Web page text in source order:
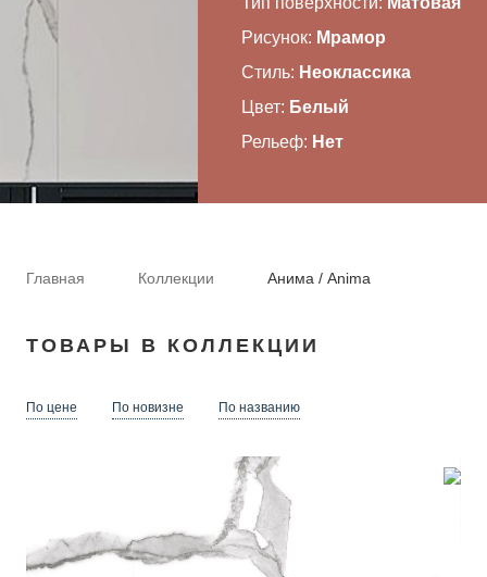
CОТРУДНИЧЕСТВО
КОНТАКТЫ
Рисунок: Мрамор
Стиль: Неоклассика
Цвет: Белый
Рельеф: Нет
Главная Коллекции Анима / Anima
ТОВАРЫ В КОЛЛЕКЦИИ
По цене По новизне По названию